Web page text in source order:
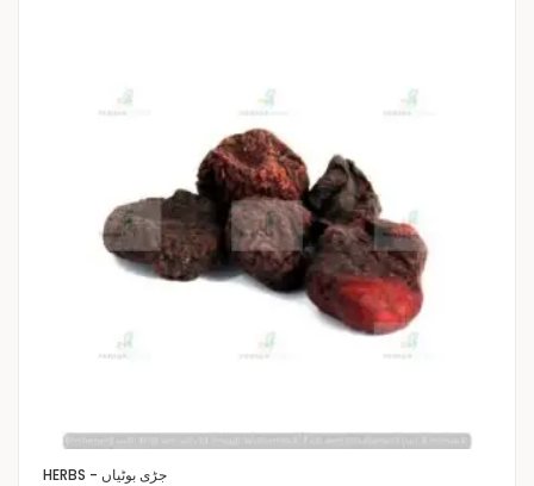
HERBS - جڑی بوٹیاں